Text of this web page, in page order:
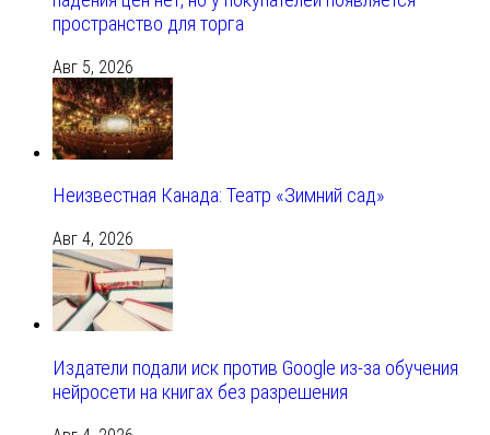
пространство для торга
Авг 5, 2026
Неизвестная Канада: Театр «Зимний сад»
Авг 4, 2026
Издатели подали иск против Google из‑за обучения
нейросети на книгах без разрешения